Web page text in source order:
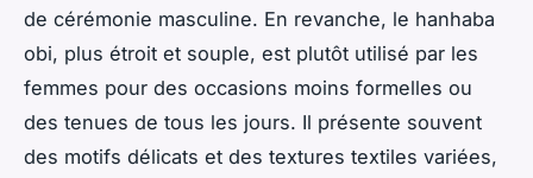
de cérémonie masculine. En revanche, le hanhaba
obi, plus étroit et souple, est plutôt utilisé par les
femmes pour des occasions moins formelles ou
des tenues de tous les jours. Il présente souvent
des motifs délicats et des textures textiles variées,